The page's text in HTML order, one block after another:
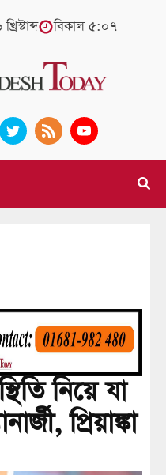
বিকাল ৫:০৭
নিয়ে যা
প্রিয়াঙ্কা